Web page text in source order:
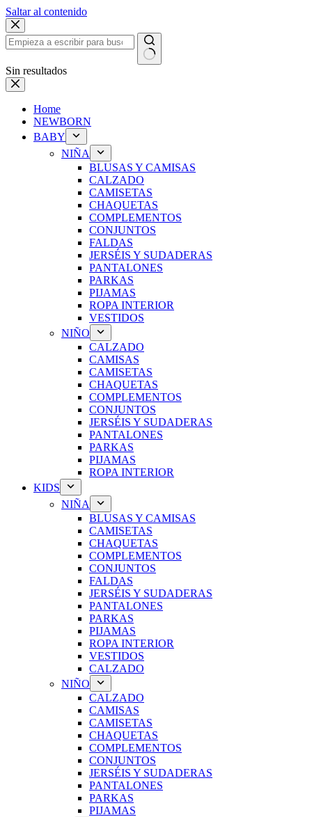
Saltar al contenido
Sin resultados
Home
NEWBORN
BABY
NIÑA
BLUSAS Y CAMISAS
CALZADO
CAMISETAS
CHAQUETAS
COMPLEMENTOS
CONJUNTOS
FALDAS
JERSÉIS Y SUDADERAS
PANTALONES
PARKAS
PIJAMAS
ROPA INTERIOR
VESTIDOS
NIÑO
CALZADO
CAMISAS
CAMISETAS
CHAQUETAS
COMPLEMENTOS
CONJUNTOS
JERSÉIS Y SUDADERAS
PANTALONES
PARKAS
PIJAMAS
ROPA INTERIOR
KIDS
NIÑA
BLUSAS Y CAMISAS
CAMISETAS
CHAQUETAS
COMPLEMENTOS
CONJUNTOS
FALDAS
JERSÉIS Y SUDADERAS
PANTALONES
PARKAS
PIJAMAS
ROPA INTERIOR
VESTIDOS
CALZADO
NIÑO
CALZADO
CAMISAS
CAMISETAS
CHAQUETAS
COMPLEMENTOS
CONJUNTOS
JERSÉIS Y SUDADERAS
PANTALONES
PARKAS
PIJAMAS